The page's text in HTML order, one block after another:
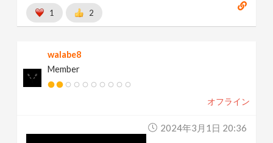
1 2
walabe8
Member
オフライン
2024年3月1日 20:36